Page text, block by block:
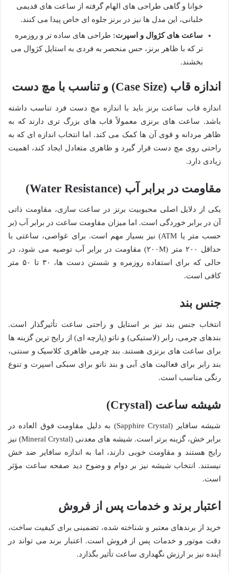
خوانا و گاهی طراحی های الهام گرفته از ساعت های قدیمی
خلبانی، این مدل ها نیز در برنز جلوه ای خاص پیدا می کنند.
ساعت های کژوال و اسپرت: طراحی های ساده تر و روزمره
تر که با ظاهر برنز، حس منحصر به فردی به استایل کژوال می
بخشند.
اندازه قاب (Case Size) و تناسب با مچ دست
اندازه قاب ساعت برنز باید با اندازه مچ دست فرد تناسب داشته
باشد. ساعت های برنزی معمولاً قاب های بزرگ تری دارند که به
ظاهر مردانه و قوی آن ها کمک می کند. اما انتخاب اندازه ای که به
راحتی روی مچ دست قرار گیرد و ظاهری متعادل ایجاد کند، اهمیت
زیادی دارد.
مقاومت در برابر آب (Water Resistance)
یکی از دلایل اصلی محبوبیت برنز در ساعت سازی، مقاومت ذاتی
آن در برابر خوردگی است. اما میزان مقاومت ساعت در برابر آب (بر
حسب متر یا ATM) نیز بسیار مهم است. برای غواصی، ساعتی با
حداقل ۲۰۰ متر (۲۰۰M) مقاومت در برابر آب توصیه می شود، در
حالی که برای استفاده روزمره و شستن دست ها، ۳۰ تا ۵۰ متر
کافی است.
جنس بند
انتخاب جنس بند نیز بر استایل و راحتی ساعت تأثیرگذار است.
بندهای چرمی، رابر (لاستیکی) و ناتو (پارچه ای) از رایج ترین گزینه ها
برای ساعت های برنزی هستند. بند چرمی ظاهری کلاسیک و سنتی،
بند رابر برای فعالیت های آبی و بند ناتو برای سبکی اسپرت و تنوع
رنگی مناسب است.
شیشه ساعت (Crystal)
شیشه سافایر (Sapphire Crystal) به دلیل مقاومت فوق العاده در
برابر خش، گزینه برتر است. شیشه های معدنی (Mineral Crystal) نیز
رایج هستند و مقاومت خوبی دارند، اما به اندازه سافایر ضد خش
نیستند. انتخاب شیشه نیز بر دوام و وضوح دید صفحه ساعت مؤثر
است.
اعتبار برند و خدمات پس از فروش
خرید از برندهای معتبر و شناخته شده، تضمینی برای کیفیت ساخت،
دقت موتور و خدمات پس از فروش است. اعتبار برند می تواند در
آینده نیز بر ارزش نگهداری ساعت تأثیر بگذارد.